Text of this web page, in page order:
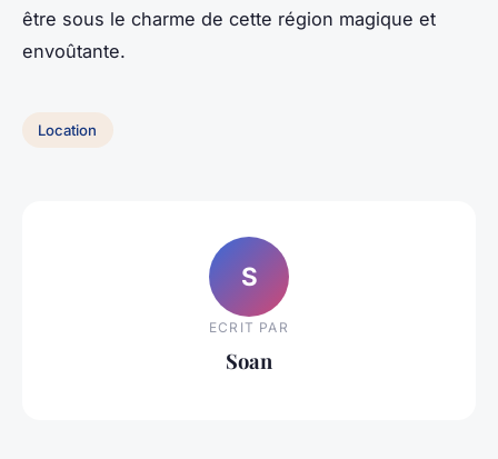
être sous le charme de cette région magique et
envoûtante.
Location
S
ECRIT PAR
Soan